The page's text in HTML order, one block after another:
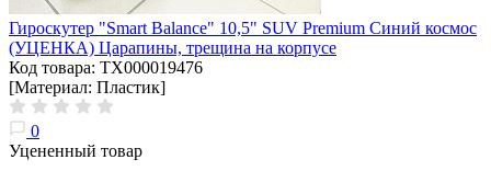
Гироскутер "Smart Balance" 10,5" SUV Premium Синий космос
(УЦЕНКА) Царапины, трещина на корпусе
Код товара: ТХ000019476
[Материал: Пластик]
0
Уцененный товар